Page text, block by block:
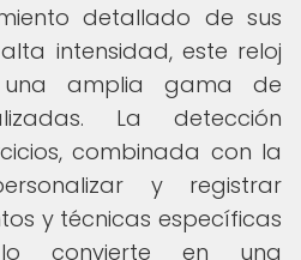
detallado de sus
intensidad, este reloj
una amplia gama de
La detección
combinada con la
y registrar
y técnicas específicas
convierte en una